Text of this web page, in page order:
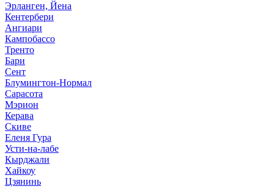
Эрланген, Йена
Кентербери
Ангиари
Кампобассо
Тренто
Бари
Сент
Блумингтон-Нормал
Сарасота
Мэрион
Керава
Скиве
Еленя Гура
Усти-на-лабе
Кырджали
Хайкоу
Цзянинь